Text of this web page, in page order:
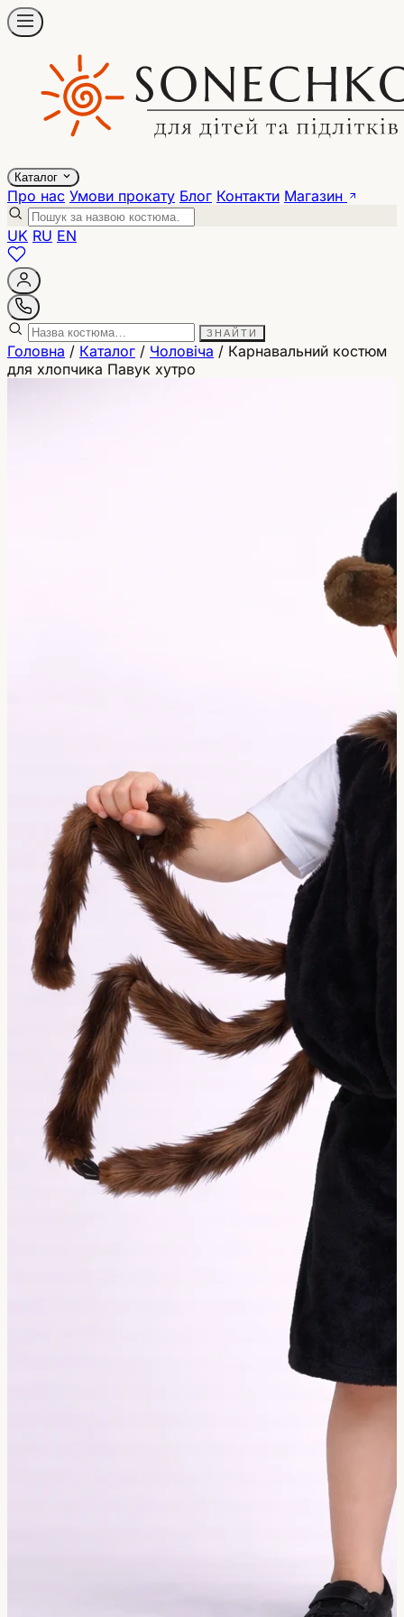
Каталог
Про нас Умови прокату Блог Контакти Магазин
UK RU EN
ЗНАЙТИ
Головна / Каталог / Чоловіча / Карнавальний костюм
для хлопчика Павук хутро